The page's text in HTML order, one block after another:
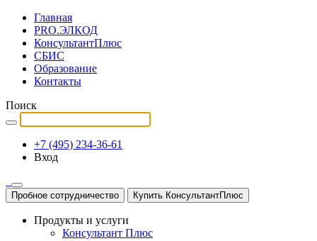
Главная
PRO.ЭЛКОД
КонсультантПлюс
СБИС
Образование
Контакты
Поиск
+7 (495) 234-36-61
Вход
Пробное сотрудничество Купить КонсультантПлюс
Продукты и услуги
Консультант Плюс